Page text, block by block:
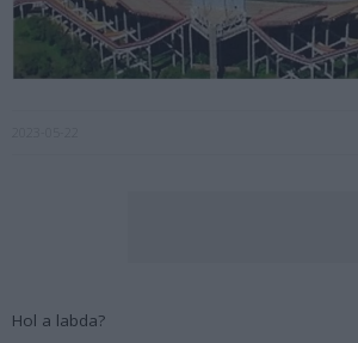
Hol a labda?